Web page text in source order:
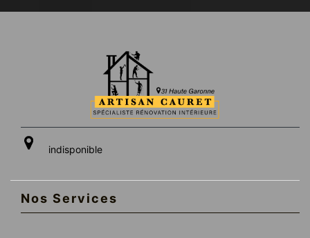
indisponible
Nos Services